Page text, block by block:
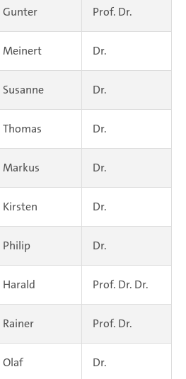
Gunter Prof. Dr.
Meinert Dr.
Susanne Dr.
Thomas Dr.
Markus Dr.
Kirsten Dr.
Philip Dr.
Harald Prof. Dr. Dr.
Rainer Prof. Dr.
Olaf Dr.